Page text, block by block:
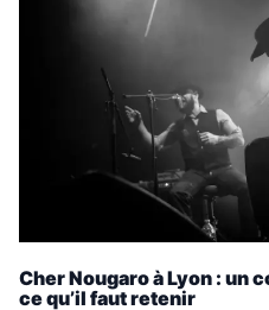
Cher Nougaro à Lyon : un
ce qu’il faut retenir